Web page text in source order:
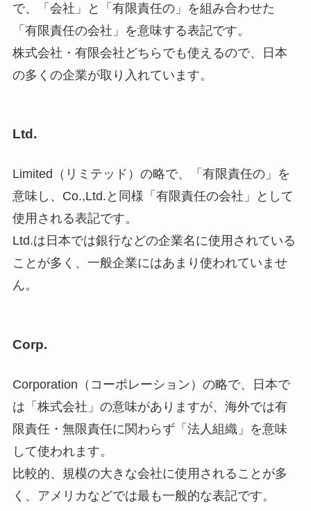
で、「会社」と「有限責任の」を組み合わせた
「有限責任の会社」を意味する表記です。
株式会社・有限会社どちらでも使えるので、日本
の多くの企業が取り入れています。
Ltd.
Limited（リミテッド）の略で、「有限責任の」を
意味し、Co.,Ltd.と同様「有限責任の会社」として
使用される表記です。
Ltd.は日本では銀行などの企業名に使用されている
ことが多く、一般企業にはあまり使われていませ
ん。
Corp.
Corporation（コーポレーション）の略で、日本で
は「株式会社」の意味がありますが、海外では有
限責任・無限責任に関わらず「法人組織」を意味
して使われます。
比較的、規模の大きな会社に使用されることが多
く、アメリカなどでは最も一般的な表記です。